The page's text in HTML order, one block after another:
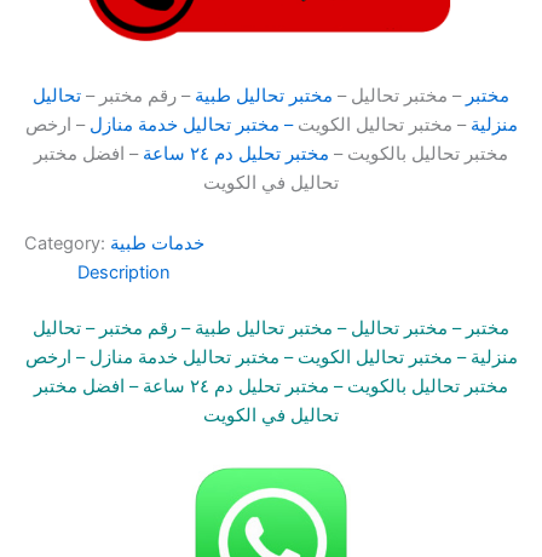
مختبر – مختبر تحاليل – مختبر تحاليل طبية – رقم مختبر – تحاليل
منزلية – مختبر تحاليل الكويت– مختبر تحاليل خدمة منازل – ارخص
مختبر تحاليل بالكويت – مختبر تحليل دم ٢٤ ساعة
– افضل مختبر
تحاليل في الكويت
Category: خدمات طبية
Description
مختبر – مختبر تحاليل – مختبر تحاليل طبية – رقم مختبر – تحاليل
منزلية – مختبر تحاليل الكويت– مختبر تحاليل خدمة منازل – ارخص
مختبر تحاليل بالكويت – مختبر تحليل دم ٢٤ ساعة
– افضل مختبر
تحاليل في الكويت